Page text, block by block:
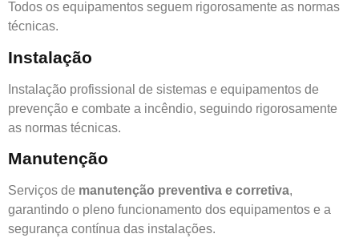
Todos os equipamentos seguem rigorosamente as normas
técnicas.
Instalação
Instalação profissional de sistemas e equipamentos de
prevenção e combate a incêndio, seguindo rigorosamente
as normas técnicas.
Manutenção
Serviços de manutenção preventiva e corretiva,
garantindo o pleno funcionamento dos equipamentos e a
segurança contínua das instalações.